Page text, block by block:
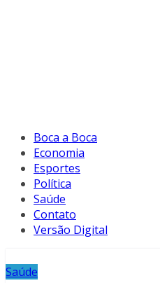
Boca a Boca
Economia
Esportes
Política
Saúde
Contato
Versão Digital
Saúde